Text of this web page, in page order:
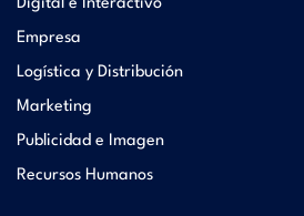
Digital e Interactivo
Empresa
Logística y Distribución
Marketing
Publicidad e Imagen
Recursos Humanos